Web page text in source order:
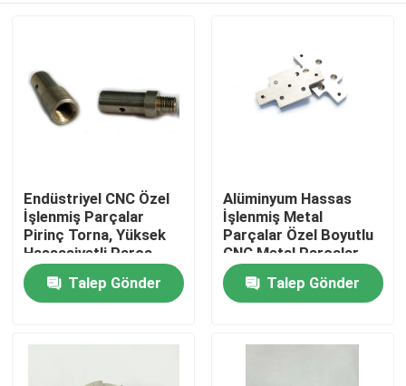
Endüstriyel CNC Özel
İşlenmiş Parçalar
Pirinç Torna, Yüksek
Hassasiyetli Parça
Torna
Talep Gönder
Alüminyum Hassas
İşlenmiş Metal
Parçalar Özel Boyutlu
CNC Metal Parçalar
Talep Gönder